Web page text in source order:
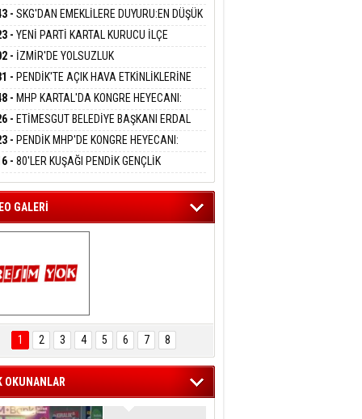
BAŞARSLAN
Kaynas
DOYACAK
- SKG'DAN EMEKLİLERE DUYURU:EN DÜŞÜK
AYLIĞI FARKLARI 7 AĞUSTOS'TA
GEÇİYOR
- YENİ PARTİ KARTAL KURUCU İLÇE
MERT POLAT OLDU
- İZMİR'DE YOLSUZLUK
BELEDİYE BAŞKANI
ÇİÇEK DAHİL 13 KİŞİ GÖZALTINDA
- PENDİK'TE AÇIK HAVA ETKİNLİKLERİNE
İLGİ:10 BİN ÇOCUK KATILIM SAĞLADI
- MHP KARTAL'DA KONGRE HEYECANI:
UZUNKAYA'DAN ANLAMLI DAVET
- ETİMESGUT BELEDİYE BAŞKANI ERDAL
TUTUKLANDI
- PENDİK MHP'DE KONGRE HEYECANI:
BULUŞMA 8 AĞUSTOS'TA YAPILACAK
- 80'LER KUŞAĞI PENDİK GENÇLİK
BULUŞTU
GALERİ
ENGELSİZ
FESTİVALİ
KONSERİ
MEST
1 2 3 4 5 6 7 8
OKUNANLAR